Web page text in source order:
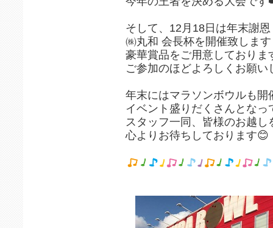
そして、12月18日は年末謝恩
㈱丸和 会長杯を開催致しま
豪華賞品をご用意しておりま
ご参加のほどよろしくお願い
年末にはマラソンボウルも開
イベント盛りだくさんとなっ
スタッフ一同、皆様のお越し
心よりお待ちしております😊